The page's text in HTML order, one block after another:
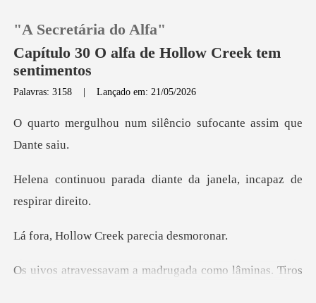
Loja
Histórico
Baixar App
"A Secretária do Alfa"
Capítulo 30 O alfa de Hollow Creek tem
sentimentos
Palavras: 3158 |Lançado em: 21/05/2026
m silêncio sufocante
diante da janela, inca
ow Creek pare